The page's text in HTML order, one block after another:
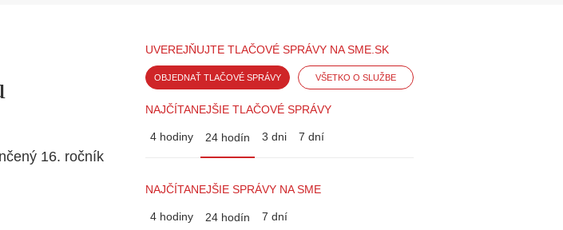
16. ročník
UVEREJŇUJTE TLAČOVÉ SPRÁVY NA SME.SK
OBJEDNAŤ TLAČOVÉ SPRÁVY VŠETKO O SLUŽBE
NAJČÍTANEJŠIE TLAČOVÉ SPRÁVY
4 hodiny 24 hodín 3 dni 7 dní
NAJČÍTANEJŠIE SPRÁVY NA SME
4 hodiny 24 hodín 7 dní